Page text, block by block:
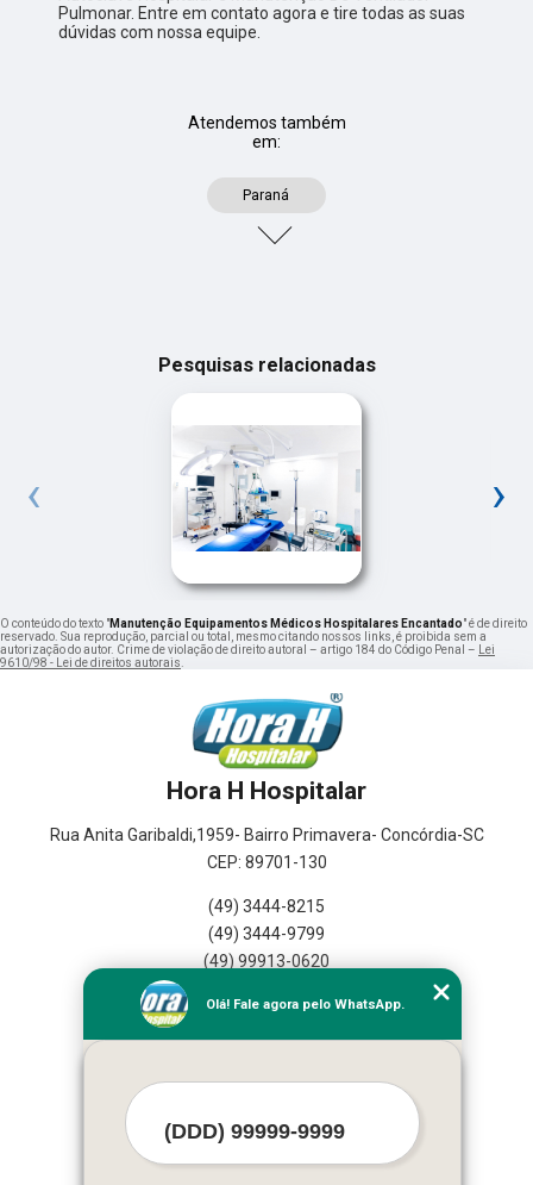
Pulmonar. Entre em contato agora e tire todas as suas
dúvidas com nossa equipe.
Atendemos também
em:
Paraná
Pesquisas relacionadas
‹ ›
O conteúdo do texto "Manutenção Equipamentos Médicos Hospitalares Encantado" é de direito
reservado. Sua reprodução, parcial ou total, mesmo citando nossos links, é proibida sem a
autorização do autor. Crime de violação de direito autoral – artigo 184 do Código Penal –
Lei
9610/98 - Lei de direitos autorais
Hora H Hospitalar
Rua Anita Garibaldi,1959- Bairro Primavera- Concórdia-SC
CEP: 89701-130
(49) 3444-8215
(49) 3444-9799
(49) 99913-0620
Home
Contato
Olá! Fale agora pelo WhatsApp.